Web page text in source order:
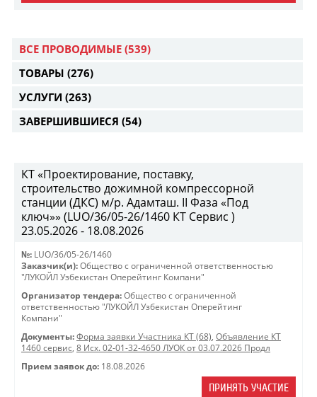
ВСЕ ПРОВОДИМЫЕ (539)
ТОВАРЫ (276)
УСЛУГИ (263)
ЗАВЕРШИВШИЕСЯ (54)
КТ «Проектирование, поставку,
строительство дожимной компрессорной
станции (ДКС) м/р. Адамташ. II Фаза «Под
ключ»» (LUO/36/05-26/1460 КТ Сервис )
23.05.2026 - 18.08.2026
№: LUO/36/05-26/1460
Заказчик(и): Общество с ограниченной ответственностью
"ЛУКОЙЛ Узбекистан Оперейтинг Компани"
Организатор тендера: Общество с ограниченной
ответственностью "ЛУКОЙЛ Узбекистан Оперейтинг
Компани"
Документы: Форма заявки Участника КТ (68), Объявление КТ
1460 сервис, 8 Исх. 02-01-32-4650 ЛУОК от 03.07.2026 Продл
Прием заявок до: 18.08.2026
ПРИНЯТЬ УЧАСТИЕ